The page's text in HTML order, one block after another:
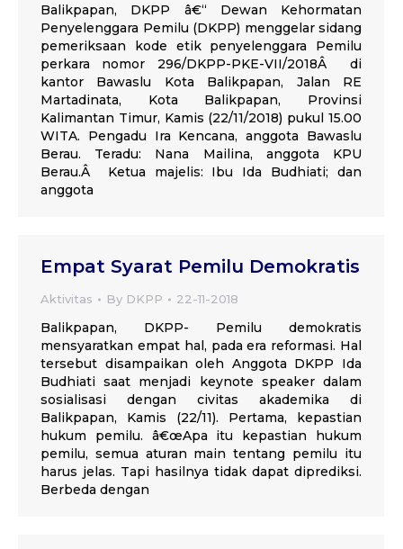
Balikpapan, DKPP â€“ Dewan Kehormatan
Penyelenggara Pemilu (DKPP) menggelar sidang
pemeriksaan kode etik penyelenggara Pemilu
perkara nomor 296/DKPP-PKE-VII/2018Â di
kantor Bawaslu Kota Balikpapan, Jalan RE
Martadinata, Kota Balikpapan, Provinsi
Kalimantan Timur, Kamis (22/11/2018) pukul 15.00
WITA. Pengadu Ira Kencana, anggota Bawaslu
Berau. Teradu: Nana Mailina, anggota KPU
Berau.Â Ketua majelis: Ibu Ida Budhiati; dan
anggota
Empat Syarat Pemilu Demokratis
Aktivitas By DKPP 22-11-2018
Balikpapan, DKPP- Pemilu demokratis
mensyaratkan empat hal, pada era reformasi. Hal
tersebut disampaikan oleh Anggota DKPP Ida
Budhiati saat menjadi keynote speaker dalam
sosialisasi dengan civitas akademika di
Balikpapan, Kamis (22/11). Pertama, kepastian
hukum pemilu. â€œApa itu kepastian hukum
pemilu, semua aturan main tentang pemilu itu
harus jelas. Tapi hasilnya tidak dapat diprediksi.
Berbeda dengan